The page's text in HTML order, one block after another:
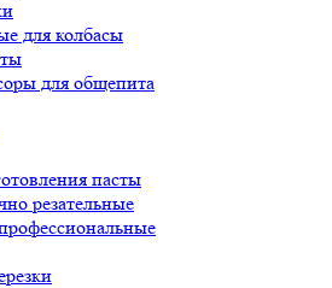
для колбасы
для общепита
пасты
резательные